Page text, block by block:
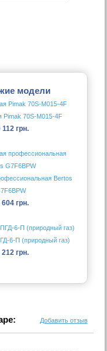
модели
Pimak 70S-М015-4F
112 грн.
Bertos
604 грн.
6-П (природный газ)
212 грн.
Добавить отзыв